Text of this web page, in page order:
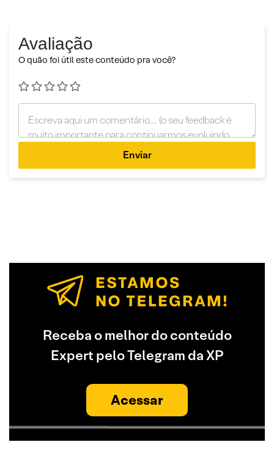
Avaliação
O quão foi útil este conteúdo pra você?
Enviar
Receba o melhor do conteúdo
Expert pelo Telegram da XP
Acessar